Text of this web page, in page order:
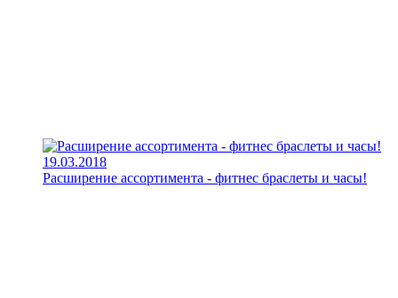
19.03.2018
Расширение ассортимента - фитнес браслеты и часы!